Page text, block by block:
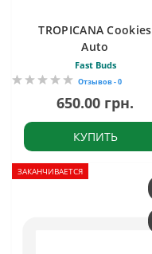
TROPICANA Cookies
Auto
Fast Buds
Отзывов - 0
650.00 грн.
КУПИТЬ
ЗАКАНЧИВАЕТСЯ